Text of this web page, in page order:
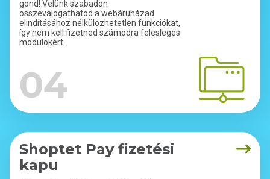
gond! Velünk szabadon
összeválogathatod a webáruházad
elindításához nélkülözhetetlen funkciókat,
így nem kell fizetned számodra felesleges
modulokért.
04
Shoptet Pay fizetési
kapu